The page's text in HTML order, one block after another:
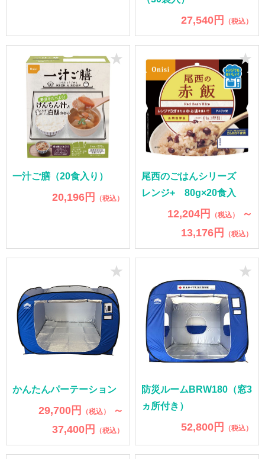
27,540円 （税込）
一汁ご膳（20食入り）
20,196円 （税込）
★
尾西のごはんシリーズ
レンジ+ 80g×20食入
12,204円 （税込）
～
13,176円
（税込）
★
かんたんパーテーション
29,700円 （税込）
～
37,400円
（税込）
★
防災ルームBRW180（窓3
ヵ所付き）
52,800円 （税込）
★